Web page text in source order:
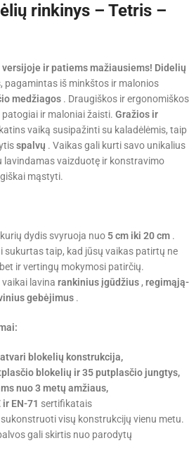
rinkinys – Tetris –
ir patiems mažiausiems! Didelių
pagamintas iš minkštos ir malonios
medžiagos . Draugiškos ir ergonomiškos
patogiai ir maloniai žaisti. Gražios ir
vaiką susipažinti su kaladėlėmis, taip
spalvų . Vaikas gali kurti savo unikalius
lavindamas vaizduotę ir konstravimo
mąstyti.
dydis svyruoja nuo 5 cm iki 20 cm .
sukurtas taip, kad jūsų vaikas patirtų ne
ir vertingų mokymosi patirčių.
lavina rankinius įgūdžius , regimąją-
gebėjimus .
blokelių konstrukcija,
blokelių ir 35 putplasčio jungtys,
nuo 3 metų amžiaus,
EN-71 sertifikatais
visų konstrukcijų vienu metu.
gali skirtis nuo parodytų